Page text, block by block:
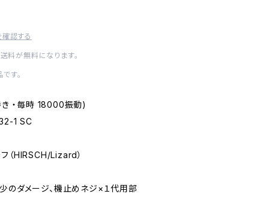
認する
が無料になります。
す。
・毎時 18000振動)
1 SC
（HIRSCH/Lizard）
ダメージ、機止めネジ×１代用部